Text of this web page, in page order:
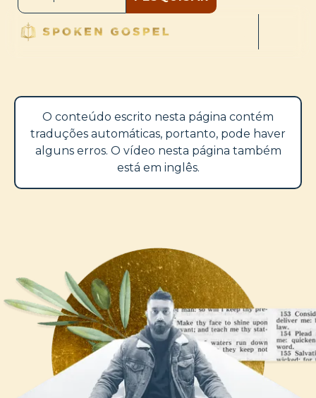
O conteúdo escrito nesta página contém
traduções automáticas, portanto, pode haver
alguns erros. O vídeo nesta página também
está em inglês.